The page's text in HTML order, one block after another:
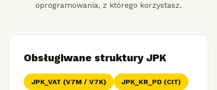
oprogramowania, z którego korzystasz.
Obsługiwane struktury JPK
JPK_VAT (V7M / V7K) JPK_KR_PD (CIT)